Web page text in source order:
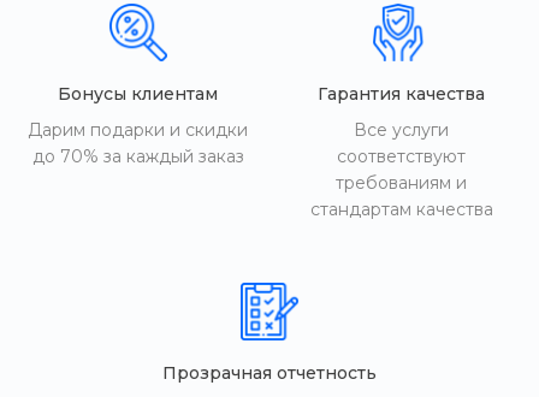
Бонусы клиентам
Дарим подарки и скидки
до 70% за каждый заказ
Гарантия качества
Все услуги
соответствуют
требованиям и
стандартам качества
Прозрачная отчетность